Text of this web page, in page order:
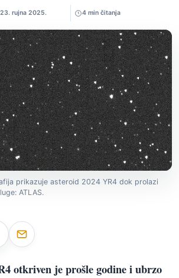
23. rujna 2025. 4 min čitanja
prikazuje asteroid 2024 YR4 dok prolazi
ATLAS.
otkriven je prošle godine i ubrzo